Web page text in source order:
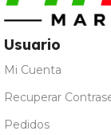
Usuario
Mi Cuenta
Recuperar
Pedidos